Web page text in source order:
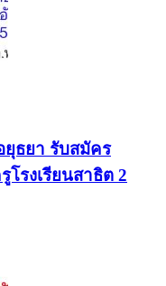
ธยา รับสมัคร
รงเรียนสาธิต 2